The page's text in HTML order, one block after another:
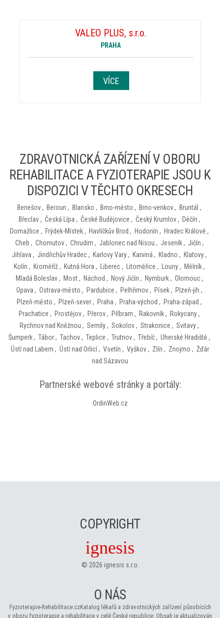
VALEO PLUS, s.r.o.
PRAHA
VÍCE
ZDRAVOTNICKÁ ZAŘÍZENÍ V OBORU
REHABILITACE A FYZIOTERAPIE JSOU K
DISPOZICI V TĚCHTO OKRESECH
Benešov, Beroun , Blansko , Brno-město , Brno-venkov, Bruntál ,
Břeclav, Česká Lípa , České Budějovice , Český Krumlov, Děčín ,
Domažlice , Frýdek-Místek, Havlíčkův Brod , Hodonín , Hradec Králové ,
Cheb , Chomutov, Chrudim , Jablonec nad Nisou , Jeseník, Jičín ,
Jihlava , Jindřichův Hradec, Karlovy Vary, Karviná , Kladno , Klatovy,
Kolín , Kroměříž, Kutná Hora , Liberec, Litoměřice , Louny, Mělník,
Mladá Boleslav, Most, Náchod , Nový Jičín , Nymburk, Olomouc,
Opava , Ostrava-město , Pardubice , Pelhřimov, Písek, Plzeň-jih ,
Plzeň-město , Plzeň-sever, Praha , Praha-východ , Praha-západ ,
Prachatice , Prostějov, Přerov, Příbram , Rakovník, Rokycany,
Rychnov nad Kněžnou , Semily, Sokolov, Strakonice , Svitavy,
Šumperk, Tábor, Tachov, Teplice , Trutnov, Třebíč, Uherské Hradiště ,
Ústí nad Labem , Ústí nad Orlicí, Vsetín , Vyškov, Zlín , Znojmo , Žďár
nad Sázavou
Partnerské webové stránky a portály:
OrdinWeb.cz
COPYRIGHT
ignesis
© 2026 ignesis s.r.o.
O NÁS
Fyzioterapie-Rehabilitace.czKatalog lékařů a zdravotnických zařízení působících
v oboru fyzioterapie a rehabilitace v celé České republice. Obsah je aktualizován